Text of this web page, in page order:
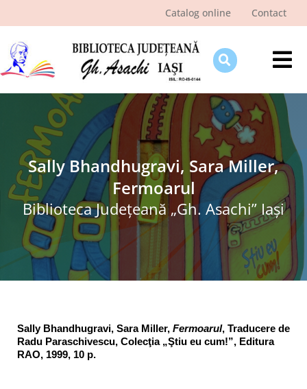
Catalog online Contact
Despre bibliotecă
Pagina cititorului
Ştiri şi evenimente
Programe şi proiecte
Interes public
Sally Bhandhugravi, Sara Miller,
Fermoarul
Biblioteca Judeţeană „Gh. Asachi” Iaşi
Sally Bhandhugravi, Sara Miller, Fermoarul, Traducere de
Radu Paraschivescu, Colecţia „Ştiu eu cum!”, Editura
RAO, 1999, 10 p.